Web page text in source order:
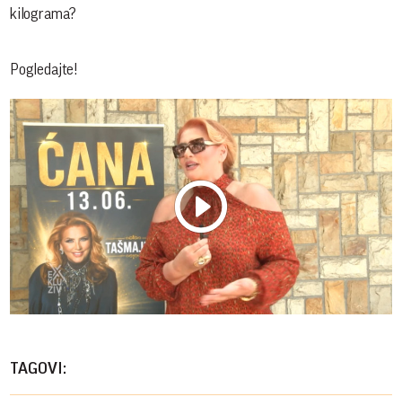
kilograma?
Pogledajte!
Play
TAGOVI: